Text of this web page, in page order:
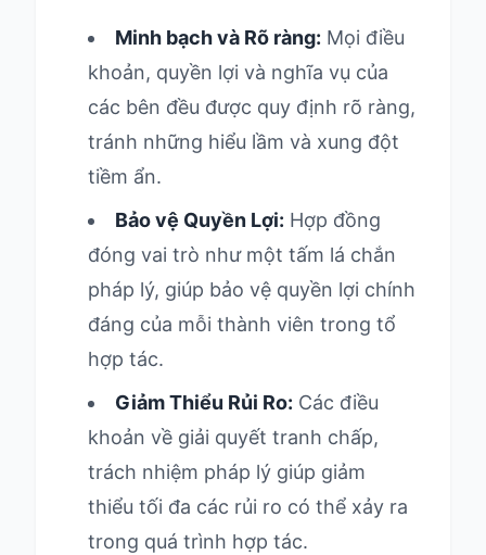
Minh bạch và Rõ ràng: Mọi điều
khoản, quyền lợi và nghĩa vụ của
các bên đều được quy định rõ ràng,
tránh những hiểu lầm và xung đột
tiềm ẩn.
Bảo vệ Quyền Lợi: Hợp đồng
đóng vai trò như một tấm lá chắn
pháp lý, giúp bảo vệ quyền lợi chính
đáng của mỗi thành viên trong tổ
hợp tác.
Giảm Thiểu Rủi Ro: Các điều
khoản về giải quyết tranh chấp,
trách nhiệm pháp lý giúp giảm
thiểu tối đa các rủi ro có thể xảy ra
trong quá trình hợp tác.